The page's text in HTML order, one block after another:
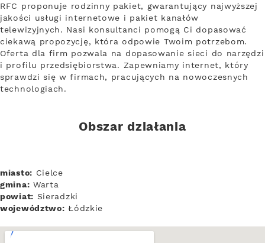
RFC proponuje rodzinny pakiet, gwarantujący najwyższej
jakości usługi internetowe i pakiet kanałów
telewizyjnych. Nasi konsultanci pomogą Ci dopasować
ciekawą propozycję, która odpowie Twoim potrzebom.
Oferta dla firm pozwala na dopasowanie sieci do narzędzi
i profilu przedsiębiorstwa. Zapewniamy internet, który
sprawdzi się w firmach, pracujących na nowoczesnych
technologiach.
Obszar działania
miasto: Cielce
gmina: Warta
powiat: Sieradzki
województwo: Łódzkie